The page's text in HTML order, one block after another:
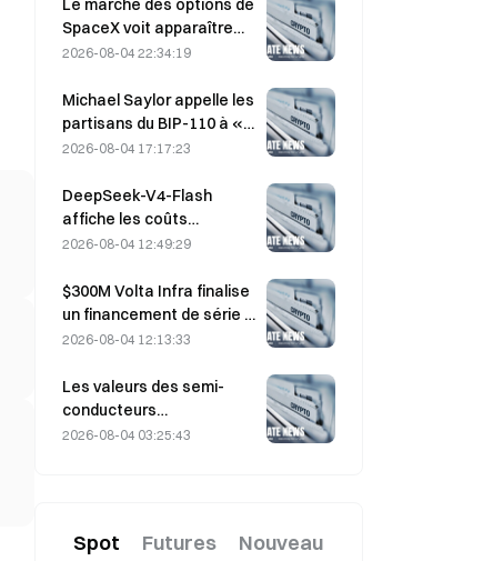
atteignant un niveau
record
SpaceX voit apparaître
$20M de mystérieuses
assortis d’un prix
d’exercice de 330 dollars
avant l’échéance de
2026-08-04 22:34:19
Michael Saylor appelle les
partisans du BIP-110 à «
se retirer », alors que le
stagne à 2,70 %
2026-08-04 17:17:23
DeepSeek-V4-Flash
affiche les coûts
d’exploitation les plus bas
modèles d’IA dans les
derniers tests de
référence
2026-08-04 12:49:29
$300M Volta Infra finalise
un financement de série A
à une valorisation de 2,4
par a16z et Altimeter
2026-08-04 12:13:33
Les valeurs des semi-
conducteurs
rebondissent après les
Western Digital et de
2026-08-04 03:25:43
Spot Futures Nouveau